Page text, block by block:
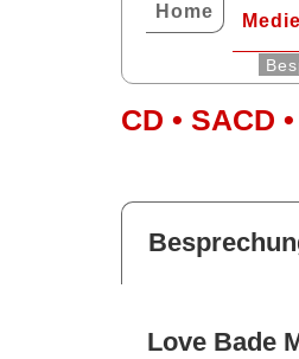
Home
CD • SACD
Love Bade